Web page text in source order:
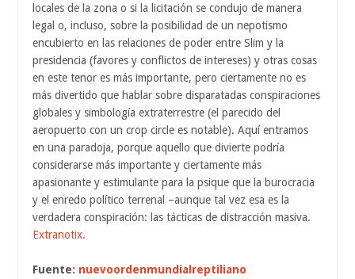
locales de la zona o si la licitación se condujo de manera
legal o, incluso, sobre la posibilidad de un nepotismo
encubierto en las relaciones de poder entre Slim y la
presidencia (favores y conflictos de intereses) y otras cosas
en este tenor es más importante, pero ciertamente no es
más divertido que hablar sobre disparatadas conspiraciones
globales y simbología extraterrestre (el parecido del
aeropuerto con un crop circle es notable). Aquí entramos
en una paradoja, porque aquello que divierte podría
considerarse más importante y ciertamente más
apasionante y estimulante para la psique que la burocracia
y el enredo político terrenal –aunque tal vez esa es la
verdadera conspiración: las tácticas de distracción masiva.
Extranotix.
Fuente: nuevoordenmundialreptiliano